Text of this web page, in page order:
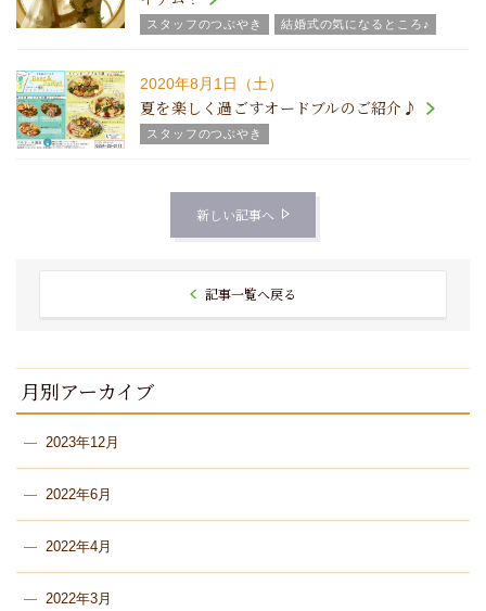
スタッフのつぶやき 結婚式の気になるところ♪
2020年8月1日（土）
夏を楽しく過ごすオードブルのご紹介♪
スタッフのつぶやき
新しい記事へ
記事一覧へ戻る
月別アーカイブ
2023年12月
2022年6月
2022年4月
2022年3月